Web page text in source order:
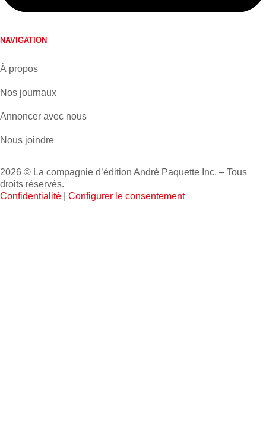
NAVIGATION
À propos
Nos journaux
Annoncer avec nous
Nous joindre
2026 © La compagnie d’édition André Paquette Inc. – Tous
droits réservés.
Confidentialité
Configurer le consentement